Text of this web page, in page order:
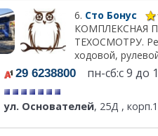
6. Сто Бонус
КОМПЛЕКСНАЯ
ТЕХОСМОТРУ.
ходовой,
29 6238800 пн-сб:с 9 до
ул. Основателей, 25Д , корп.1